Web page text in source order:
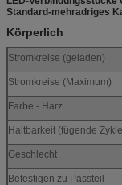
Standard-mehradriges
Körperlich
Stromkreise (geladen)
Stromkreise (Maximum)
Farbe - Harz
Haltbarkeit (fügende
Geschlecht
Befestigen zu Passteil